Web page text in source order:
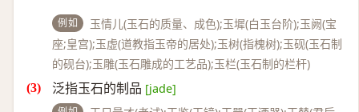
例如
玉情儿(玉石的质量、成色);玉墀(白玉台阶);玉阙(宝
座;皇宫);玉虚(道教指玉帝的居处);玉树(指槐树);玉砚(玉石制
的砚台);玉雕(玉石雕成的工艺品);玉栏(玉石制的栏杆)
泛指玉石的制品 [jade]